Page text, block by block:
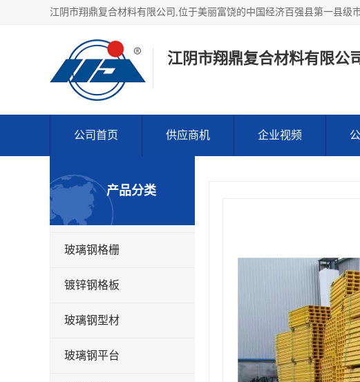
江阴市翔鼎复合材料有限公
公司首页 供应商机 企业视频
产品分类
玻璃钢格栅
镀锌钢格板
玻璃钢型材
玻璃钢平台